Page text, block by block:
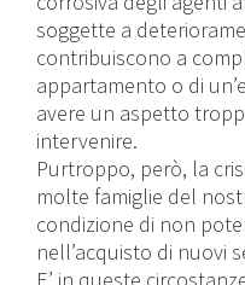
soggette a
contribuiscono a
appartamento o di
avere un aspetto
intervenire.
Purtroppo, però, la
molte famiglie del
condizione di non
nell’acquisto di nuovi